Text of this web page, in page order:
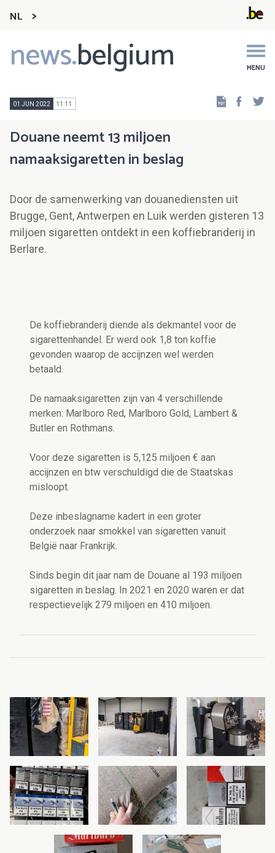
NL
news.belgium MENU
Main
navigation
01 JUN 2022 11:11
Douane neemt 13 miljoen
namaaksigaretten in beslag
Door de samenwerking van douanediensten uit
Brugge, Gent, Antwerpen en Luik werden gisteren 13
miljoen sigaretten ontdekt in een koffiebranderij in
Berlare.
De koffiebranderij diende als dekmantel voor de
sigarettenhandel. Er werd ook 1,8 ton koffie
gevonden waarop de accijnzen wel werden
betaald.
De namaaksigaretten zijn van 4 verschillende
merken: Marlboro Red, Marlboro Gold, Lambert &
Butler en Rothmans.
Voor deze sigaretten is 5,125 miljoen € aan
accijnzen en btw verschuldigd die de Staatskas
misloopt.
Deze inbeslagname kadert in een groter
onderzoek naar smokkel van sigaretten vanuit
België naar Frankrijk.
Sinds begin dit jaar nam de Douane al 193 miljoen
sigaretten in beslag. In 2021 en 2020 waren er dat
respectievelijk 279 miljoen en 410 miljoen.